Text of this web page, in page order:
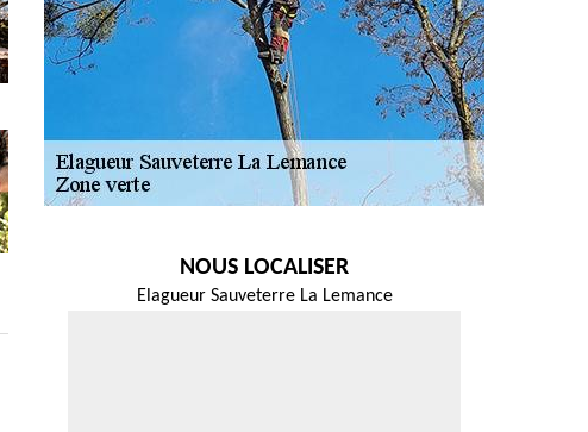
NOUS LOCALISER
Elagueur Sauveterre La Lemance